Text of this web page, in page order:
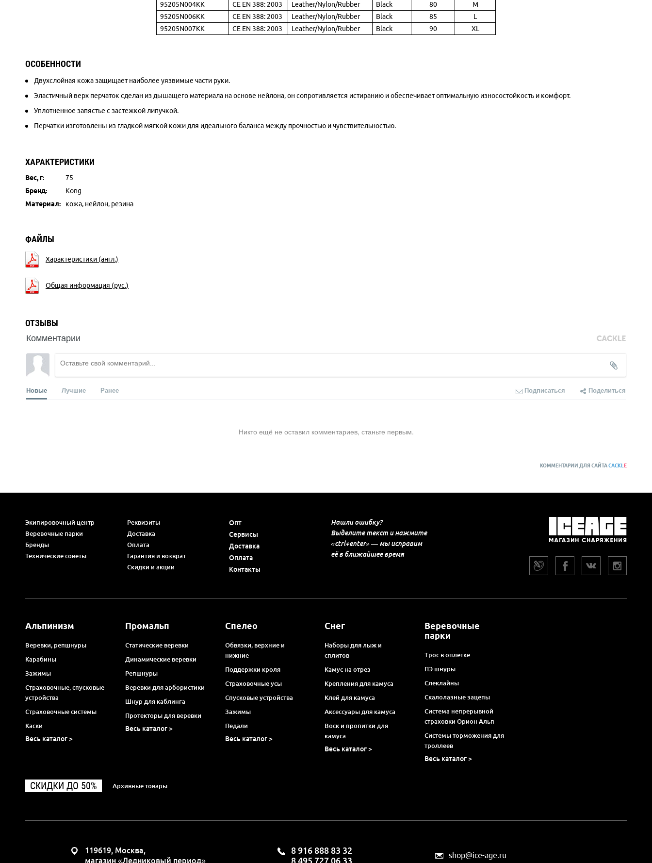
95205N004KK
CE EN 388: 2003 Leather/Nylon/Rubber Black 80
M
95205N006KK
CE EN 388: 2003 Leather/Nylon/Rubber Black 85
L
95205N007KK
CE EN 388: 2003 Leather/Nylon/Rubber Black 90 XL
ОСОБЕННОСТИ
Двухслойная кожа защищает наиболее уязвимые части руки.
Эластичный верх перчаток сделан из дышащего материала на основе нейлона, он сопротивляется истиранию и обеспечивает оптимальную износостойкость и комфорт.
Уплотненное запястье с застежкой липучкой.
Перчатки изготовлены из гладкой мягкой кожи для идеального баланса между прочностью и чувствительностью.
ХАРАКТЕРИСТИКИ
Вес, г:
75
Бренд:
Kong
Материал:
кожа, нейлон, резина
ФАЙЛЫ
Характеристики (англ.)
Общая информация (рус.)
ОТЗЫВЫ
Комментарии
Новые Лучшие Ранее Подписаться Поделиться
Никто ещё не оставил комментариев, станьте первым.
КОММЕНТАРИИ ДЛЯ САЙТАCACKL E
Экипировочный центр
Веревочные парки
Бренды
Технические советы
Реквизиты
Доставка
Оплата
Гарантия и возврат
Скидки и акции
Опт
Сервисы
Доставка
Оплата
Контакты
Нашли ошибку?
Выделите текст и нажмите
«ctrl+enter» — мы исправим
её в ближайшее время
Альпинизм
Веревки, репшнуры
Карабины
Зажимы
Страховочные, спусковые
устройства
Страховочные системы
Каски
Весь каталог >
Промальп
Статические веревки
Динамические веревки
Репшнуры
Веревки для арбористики
Шнур для каблинга
Протекторы для веревки
Весь каталог >
Спелео
Обвязки, верхние и
нижние
Поддержки кроля
Страховочные усы
Спусковые устройства
Зажимы
Педали
Весь каталог >
Снег
Наборы для лыж и
сплитов
Камус на отрез
Крепления для камуса
Клей для камуса
Аксессуары для камуса
Воск и пропитки для
камуса
Весь каталог >
Веревочные
парки
Трос в оплетке
ПЭ шнуры
Слеклайны
Скалолазные зацепы
Система непрерывной
страховки Орион Альп
Системы торможения для
троллеев
Весь каталог >
СКИДКИ ДО 50% Архивные товары
119619, Москва,
магазин «Ледниковый период»
8 916 888 83 32
8 495 727 06 33
shop@ice-age.ru